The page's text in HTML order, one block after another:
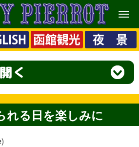
メ
ニ
ュ
ー
れる日を楽しみに